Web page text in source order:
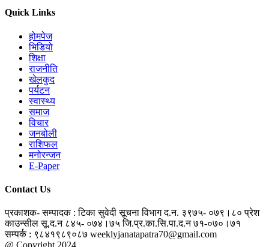
Quick Links
होमपेज
भिडियो
शिक्षा
राजनीति
खेलकुद
पर्यटन
स्वास्थ्य
समाज
विचार
जनबोली
राशिफल
मनोरन्जन
E-Paper
Contact Us
प्रकाशक- सम्पादक : टिका सुवेदी सूचना विभाग द.न. ३९७५- ०७९।८० प्रेश
काउन्सील सू.द.न ८४५- ०७४।७५ जि.प्र.का.सि.पा.द.न ७१-०७०।७१
सम्पर्क : ९८४१९८९०८७ weeklyjanatapatra70@gmail.com
@ Copyright 2024